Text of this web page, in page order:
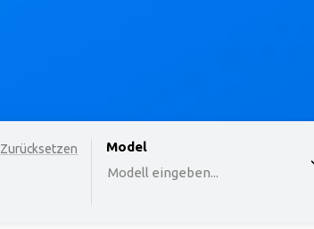
Zurücksetzen option , selected. Select is
Model
Modell eingeben...